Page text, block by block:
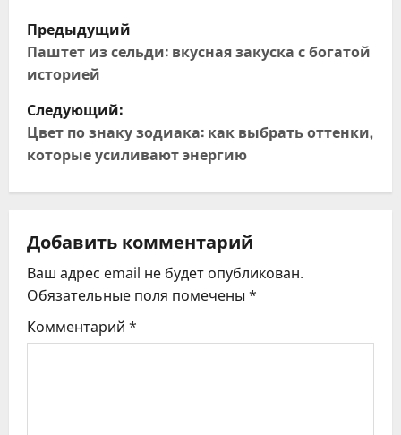
Н
а
в
и
г
ц
и
я
Предыдущий
Паштет из сельди: вкусная закуска с богатой
историей
Следующий:
Цвет по знаку зодиака: как выбрать оттенки,
которые усиливают энергию
Добавить комментарий
Ваш адрес email не будет опубликован.
Обязательные поля помечены *
Комментарий *